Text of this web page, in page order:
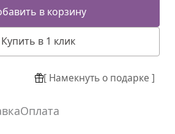
в корзину
Купить в 1 клик
[ Намекнуть о подарке ]
Оплата